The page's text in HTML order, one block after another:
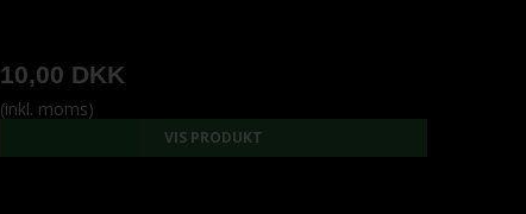
10,00 DKK
(inkl. moms)
VIS PRODUKT